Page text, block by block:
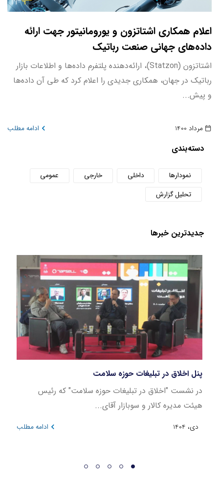
اعلام همکاری اشتاتزون و یورومانیتور جهت ارائه
داده‌های جهانی صنعت رباتیک
اشتاتزون (Statzon)، ارائه‌دهنده پلتفرم داده‌ها و اطلاعات بازار
رباتیک در جهان، همکاری جدیدی را اعلام کرد که طی آن داده‌ها
و پیش...
مرداد 1400 ادامه مطلب
دسته‌بندی
نمودارها داخلی خارجی
عمومی
تحلیل گزارش
جدید‌ترین خبر‌ها
پنل اخلاق در تبلیغات حوزه سلامت
در نشست "اخلاق در تبلیغات حوزه سلامت" که رئیس
هیئت مدیره کالار و سوبازار آقای...
دی، 1404 ادامه مطلب